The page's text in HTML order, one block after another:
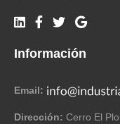
Información
Email:
Dirección: Cerro El